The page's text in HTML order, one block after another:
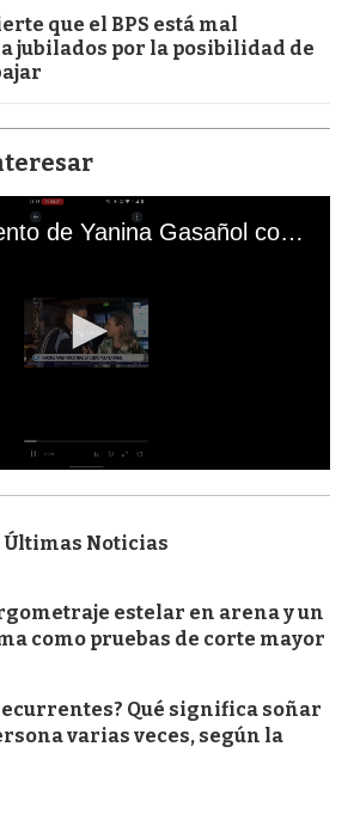
que el BPS está mal
jubilados por la posibilidad de
El mal momento de Yanina Gasañol con un hincha argentino en "Subrayado"
Últimas Noticias
estelar en arena y un
como pruebas de corte mayor
Qué significa soñar
varias veces, según la